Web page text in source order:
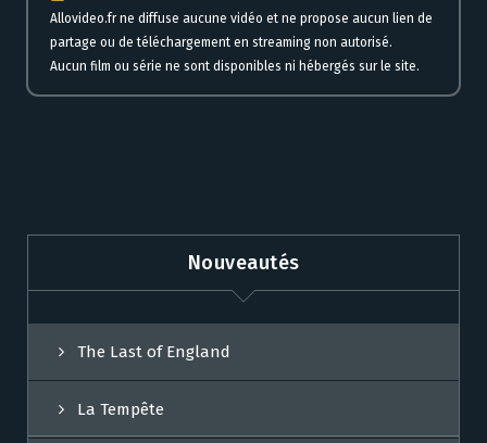
Allovideo.fr ne diffuse aucune vidéo et ne propose aucun lien de
partage ou de téléchargement en streaming non autorisé.
Aucun film ou série ne sont disponibles ni hébergés sur le site.
Nouveautés
The Last of England
La Tempête